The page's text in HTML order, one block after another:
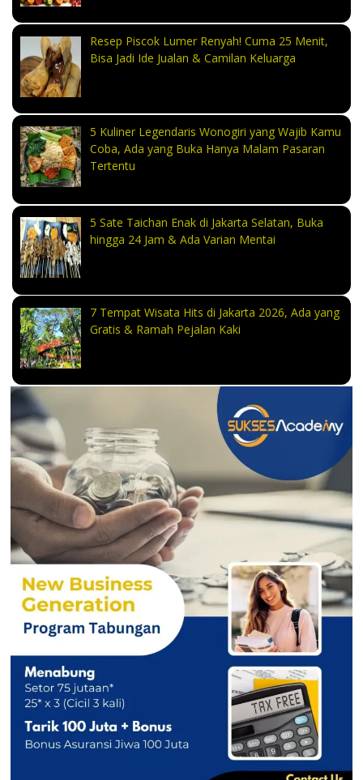
Resep Piscok Lumer Renyah! Cuma 25 Menit,
Bisa Jadi Ide Jualan & Camilan Keluarga
5 Kuliner Legendaris Wonogiri yang Wajib Kamu
Coba, Ada yang Buka Hanya Malam Pasaran
Tertentu
5 Sate Taichan Enak di Jakarta Selatan, Buka
hingga 24 Jam & Ada Varian Mentai
7 Tempat Wisata Hits di Jakarta 2026, Ada yang
Gratis & Ramah Pejalan Kaki